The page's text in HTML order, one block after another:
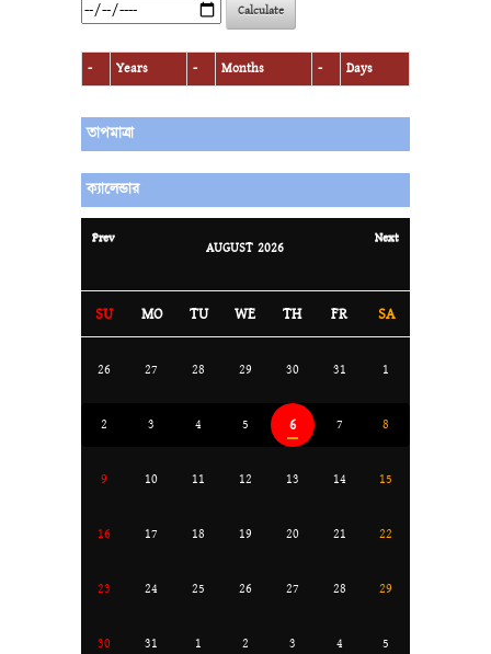
Calculate
- Years - Months - Days
তাপমাত্রা
ক্যালেন্ডার
Prev
AUGUST 2026
Next
SU MO TU WE TH FR SA
26 27 28 29 30 31 1
2 3 4 5 6 7 8
9 10 11 12 13 14 15
16 17 18 19 20 21 22
23 24 25 26 27 28 29
30 31 1 2 3 4 5